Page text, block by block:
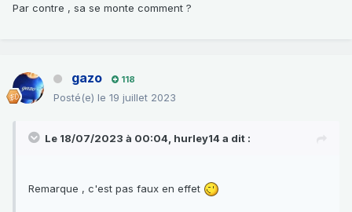
Par contre , sa se monte comment ?
gazo 118
Posté(e) le 19 juillet 2023
Le 18/07/2023 à 00:04, hurley14 a dit :
Remarque , c'est pas faux en effet